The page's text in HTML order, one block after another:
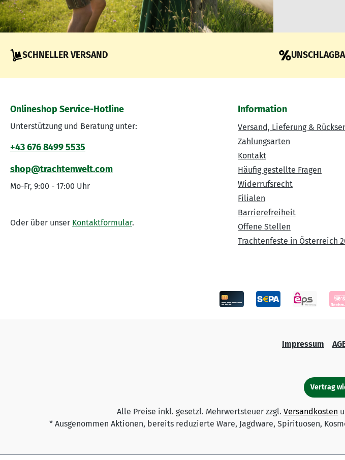
SCHNELLER VERSAND
Onlineshop Service-Hotline
Unterstützung und Beratung unter:
+43 676 8499 5535
shop@trachtenwelt.com
Mo-Fr, 9:00 - 17:00 Uhr
Oder über unser Kontaktformular.
Information
Versand, Lieferung &
Zahlungsarten
Kontakt
Häufig gestellte Fragen
Widerrufsrecht
Filialen
Barrierefreiheit
Offene Stellen
Trachtenfeste in Österreich
Impressum
Vertrag
Alle Preise inkl. gesetzl. Mehrwertsteuer zzgl. Versandkosten
* Ausgenommen Aktionen, bereits reduzierte Ware, Jagdware, Spirituosen,